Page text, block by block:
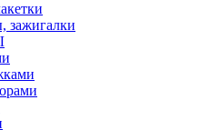
зажигалки